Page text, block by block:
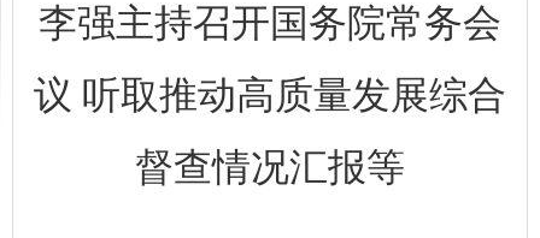
李强主持召开国务院常务会
议 听取推动高质量发展综合
督查情况汇报等